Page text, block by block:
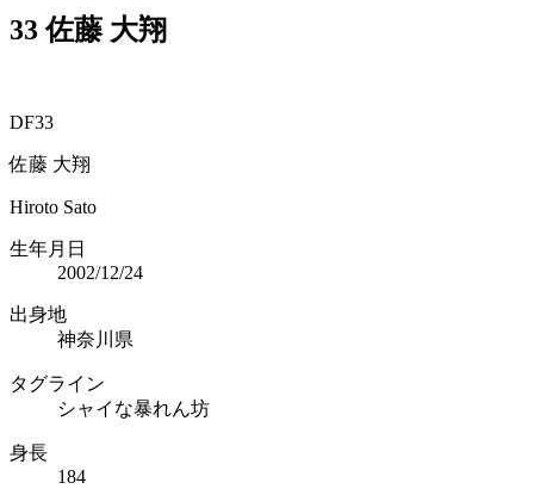
33佐藤 大翔
DF33
佐藤 大翔
Hiroto Sato
生年月日
2002/12/24
出身地
神奈川県
タグライン
シャイな暴れん坊
身長
184